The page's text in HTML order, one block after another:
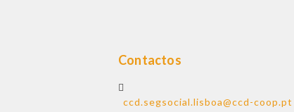
Contactos
ccd.segsocial.lisboa@ccd-coop.pt